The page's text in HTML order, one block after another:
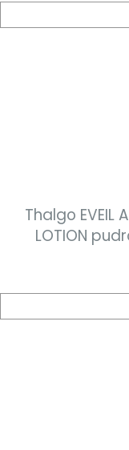
Thalgo EVEIL
LOTION